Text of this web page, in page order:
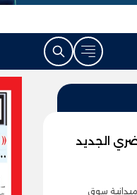
الجديد
سوق